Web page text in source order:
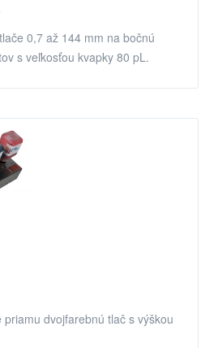
0,7 až 144 mm na bočnú
s veľkosťou kvapky 80 pL.
dvojfarebnú tlač s výškou